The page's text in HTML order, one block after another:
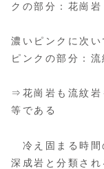
クの部分：花崗岩
濃いピンクに次
ピンクの部分：流
⇒花崗岩も流紋岩
等である
冷え固まる時間
深成岩と分類され